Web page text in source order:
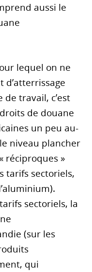
aussi le
lequel on ne
d’atterrissage
travail, c’est
de douane
un peu au-
niveau plancher
réciproques »
tarifs sectoriels,
sectoriels, la
(sur les
qui